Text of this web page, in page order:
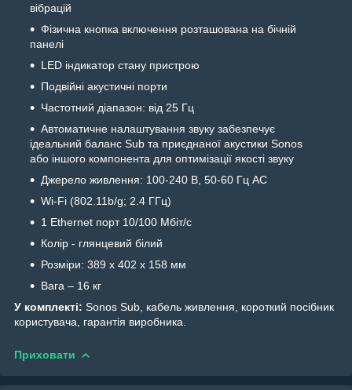
вібрацій
Фізична кнопка включення розташована на бічній
панелі
LED індикатор стану пристрою
Подвійні акустичні порти
Частотний діапазон: від 25 Гц
Автоматичне налаштування звуку забезпечує
ідеальний баланс Sub та приєднаної акустики Sonos
або іншого компонента для оптимізації якості звуку
Джерело живлення: 100-240 В, 50-60 Гц АС
Wi-Fi (802.11b/g; 2.4 ГГц)
1 Ethernet порт 10/100 Мбіт/с
Колір - глянцевий білий
Розміри: 389 х 402 х 158 мм
Вага – 16 кг
У комплекті: Sonos Sub, кабель живлення, короткий посібник
користувача, гарантія виробника.
Приховати